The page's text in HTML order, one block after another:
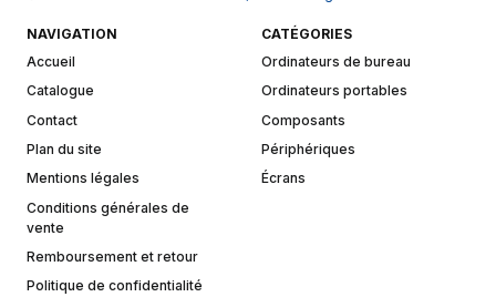
NAVIGATION
Accueil
Catalogue
Contact
Plan du site
Mentions légales
Conditions générales de
vente
Remboursement et retour
Politique de confidentialité
CATÉGORIES
Ordinateurs de bureau
Ordinateurs portables
Composants
Périphériques
Écrans